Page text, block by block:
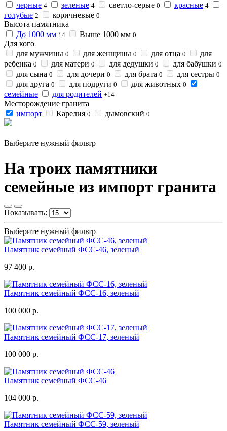
черные 4 зеленые 4 светло-серые 0 красные 4
голубые 2 коричневые 0
Высота памятника
До 1000 мм 14 Выше 1000 мм 0
Для кого
для мужчины 0 для женщины 0 для отца 0
для
ребенка 0 для матери 0 для дедушки 0 для бабушки 0
для сына 0 для дочери 0 для брата 0 для сестры 0
для друга 0 для подруги 0 для животных 0
семейные для родителей +14
Месторождение гранита
импорт
Карелия 0 дымовский 0
Выберите нужный фильтр
На троих памятники
семейные из импорт гранита
Показывать:
Выберите нужный фильтр
Памятник семейный ФСС-46, зеленый
97 400 р.
Памятник семейный ФСС-16, зеленый
100 000 р.
Памятник семейный ФСС-17, зеленый
100 000 р.
Памятник семейный ФСС-46
104 000 р.
Памятник семейный ФСС-59, зеленый